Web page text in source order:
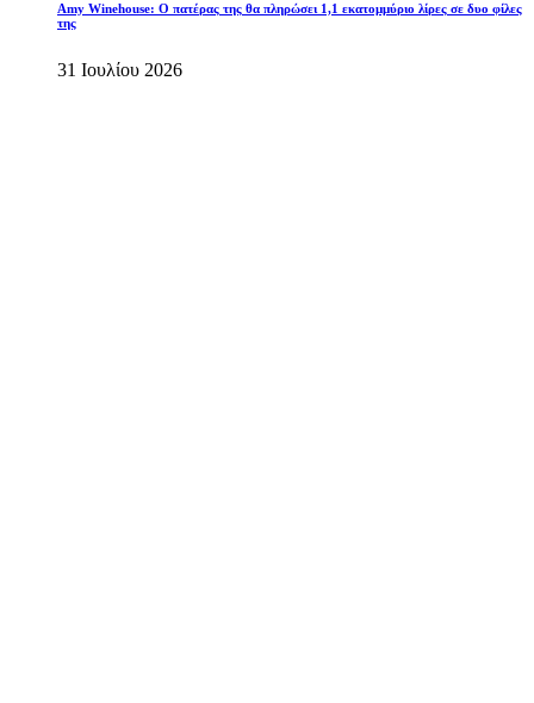
Amy Winehouse: Ο πατέρας της θα πληρώσει 1,1 εκατομμύριο λίρες σε δυο φίλες
της
31 Ιουλίου 2026